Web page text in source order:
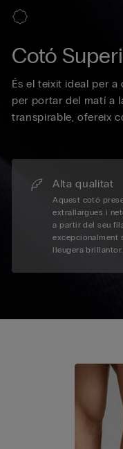
Cotó
És el teixit ideal per
per portar del matí a
transpirable, ofereix
Alta qualitat
Aquest cotó
extrallargues i
a partir del seu
excepcionalment
lleugera brillantor.